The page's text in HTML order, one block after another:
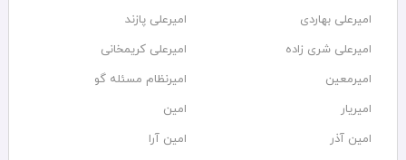
امیرعلی بهاردی
امیرعلی پازند
امیرعلی شری زاده
امیرعلی کریمخانی
امیرمعین
امیرنظام مسئله گو
امیریار
امین
امین آذر
امین آرا